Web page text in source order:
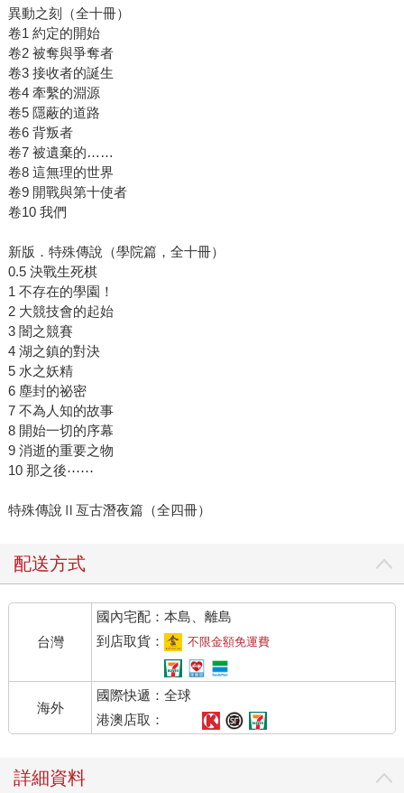
異動之刻（全十冊）
卷1 約定的開始
卷2 被奪與爭奪者
卷3 接收者的誕生
卷4 牽繫的淵源
卷5 隱蔽的道路
卷6 背叛者
卷7 被遺棄的……
卷8 這無理的世界
卷9 開戰與第十使者
卷10 我們
新版．特殊傳說（學院篇，全十冊）
0.5 決戰生死棋
1 不存在的學園！
2 大競技會的起始
3 闇之競賽
4 湖之鎮的對決
5 水之妖精
6 塵封的祕密
7 不為人知的故事
8 開始一切的序幕
9 消逝的重要之物
10 那之後⋯⋯
特殊傳說Ⅱ亙古潛夜篇（全四冊）
配送方式
台灣
國內宅配：本島、離島
到店取貨：
不限金額免運費
海外
國際快遞：全球
港澳店取：
詳細資料